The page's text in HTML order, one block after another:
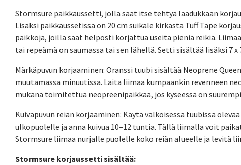
Stormsure paikkaussetti, jolla saat itse tehtyä laadukkaan
Lisäksi paikkaussetissä on 20 cm suikale kirkasta Tuff Tape
paikkoja, joilla saat helposti korjattua useita pieniä reikiä.
tai repeämä on saumassa tai sen lähellä. Setti sisältää lisäksi 7 x
Märkäpuvun korjaaminen: Oranssi tuubi sisältää Neoprene
muutamassa minuutissa. Laita liimaa kumpaankin revenneen
mukana toimitettua neopreenipaikkaa, jos kyseessä on
Kuivapuvun reiän korjaaminen: Käytä valkoisessa tuubissa
ulkopuolelle ja anna kuivua 10–12 tuntia. Tällä liimalla voit
Stormsure liimaa nurjalle puolelle koko reiän alueelle ja levitä
Stormsure korjaussetti sisältää: